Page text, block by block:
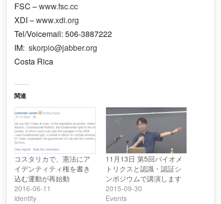
FSC –www.fsc.cc
XDI –www.xdi.org
Tel/Voicemail: 506-3887222
IM: skorpio@jabber.org
Costa Rica
関連
コスタリカで、憲法にア
イデンティティ権を書き
込む運動が再始動
2016-06-11
identity
11月13日 第5回バイオメ
トリクスと認識・認証シ
ンポジウムで講演します
2015-09-30
Events